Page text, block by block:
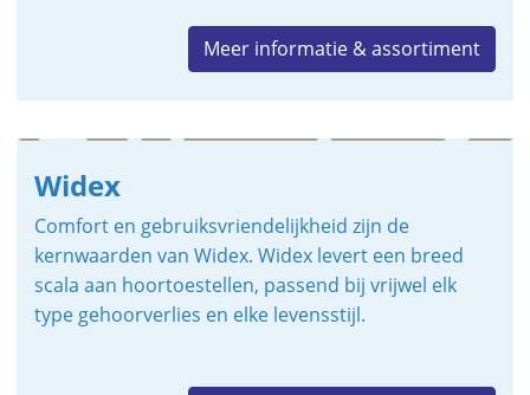
Meer informatie & assortiment
Widex
Comfort en gebruiksvriendelijkheid zijn de
kernwaarden van Widex. Widex levert een breed
scala aan hoortoestellen, passend bij vrijwel elk
type gehoorverlies en elke levensstijl.